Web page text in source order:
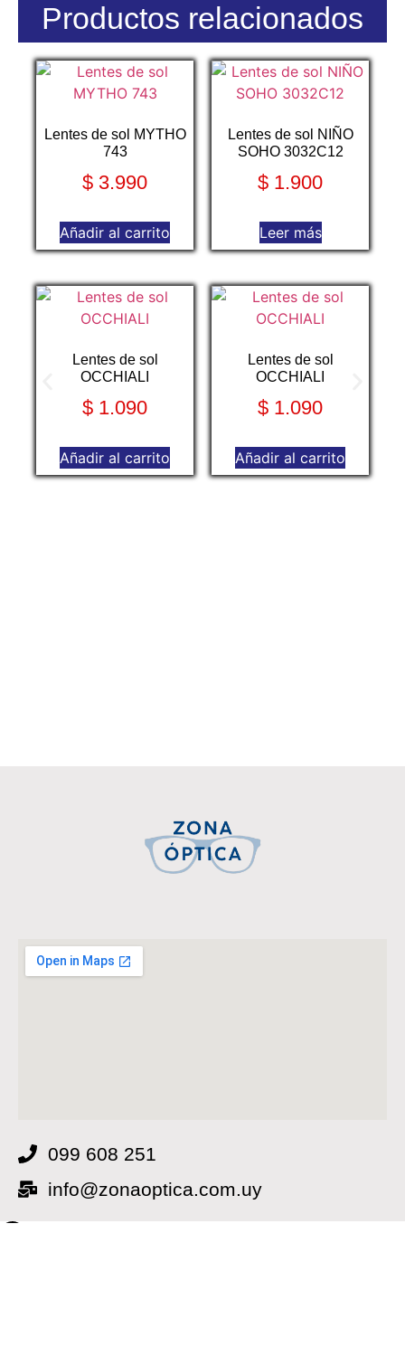
Productos relacionados
Lentes de sol MYTHO
743
$ 3.990
Añadir al carrito
Lentes de sol NIÑO
SOHO 3032C12
$ 1.900
Leer más
Lentes de sol
OCCHIALI
$ 1.090
Añadir al carrito
Lentes de sol
OCCHIALI
$ 1.090
Añadir al carrito
099 608 251
info@zonaoptica.com.uy